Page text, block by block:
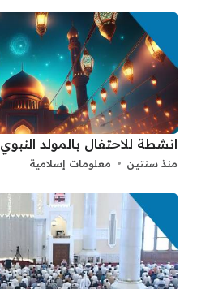
انشطة للاحتفال بالمولد النبوي 2024
منذ سنتين معلومات إسلامية